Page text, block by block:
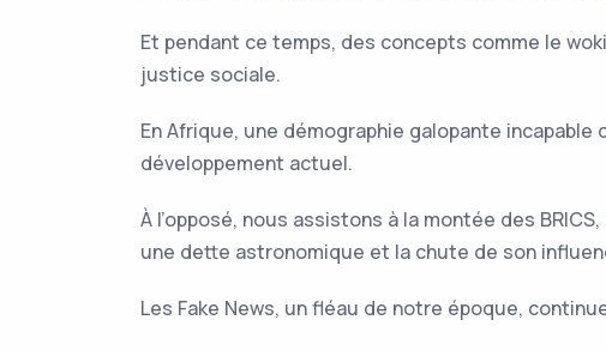
Et pendant ce temps, des concepts comme le
justice sociale.
En Afrique, une démographie galopante
développement actuel.
À l’opposé, nous assistons à la montée des
une dette astronomique et la chute de son
Les Fake News, un fléau de notre époque,